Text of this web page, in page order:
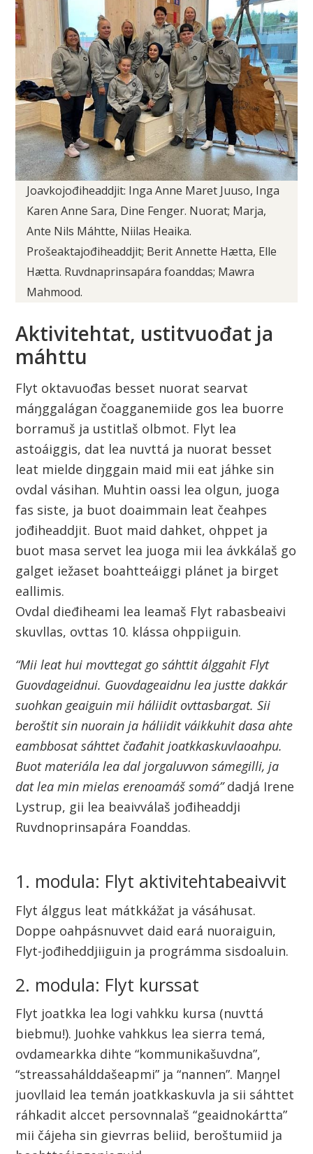
Joavkojođiheaddjit: Inga Anne Maret Juuso, Inga
Karen Anne Sara, Dine Fenger. Nuorat; Marja,
Ante Nils Máhtte, Niilas Heaika.
Prošeaktajođiheaddjit; Berit Annette Hætta, Elle
Hætta. Ruvdnaprinsapára foanddas; Mawra
Mahmood.
Aktivitehtat, ustitvuođat ja
máhttu
Flyt oktavuođas besset nuorat searvat
máŋggalágan čoagganemiide gos lea buorre
borramuš ja ustitlaš olbmot. Flyt lea
astoáiggis, dat lea nuvttá ja nuorat besset
leat mielde diŋggain maid mii eat jáhke sin
ovdal vásihan. Muhtin oassi lea olgun, juoga
fas siste, ja buot doaimmain leat čeahpes
jođiheaddjit. Buot maid dahket, ohppet ja
buot masa servet lea juoga mii lea ávkkálaš go
galget iežaset boahtteáiggi plánet ja birget
eallimis.
Ovdal dieđiheami lea leamaš Flyt rabasbeaivi
skuvllas, ovttas 10. klássa ohppiiguin.
“Mii leat hui movttegat go sáhttit álggahit Flyt
Guovdageidnui. Guovdageaidnu lea justte dakkár
suohkan geaiguin mii háliidit ovttasbargat. Sii
beroštit sin nuorain ja háliidit váikkuhit dasa ahte
eambbosat sáhttet čađahit joatkkaskuvlaoahpu.
Buot materiála lea dal jorgaluvvon sámegilli, ja
dat lea min mielas erenoamáš somá”dadjá Irene
Lystrup, gii lea beaivválaš jođiheaddji
Ruvdnoprinsapára Foanddas.
1. modula: Flyt aktivitehtabeaivvit
Flyt álggus leat mátkkážat ja vásáhusat.
Doppe oahpásnuvvet daid eará nuoraiguin,
Flyt-jođiheddjiiguin ja prográmma sisdoaluin.
2. modula: Flyt kurssat
Flyt joatkka lea logi vahkku kursa (nuvttá
biebmu!). Juohke vahkkus lea sierra temá,
ovdamearkka dihte “kommunikašuvdna”,
“streassahálddašeapmi” ja “nannen”. Maŋŋel
juovllaid lea temán joatkkaskuvla ja sii sáhttet
ráhkadit alccet persovnnalaš “geaidnokártta”
mii čájeha sin gievrras beliid, beroštumiid ja